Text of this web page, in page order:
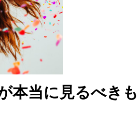
本当に見るべきも